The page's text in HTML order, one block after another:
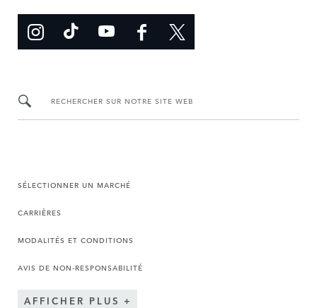
RECHERCHER SUR NOTRE SITE WEB
SÉLECTIONNER UN MARCHÉ
CARRIÈRES
MODALITÉS ET CONDITIONS
AVIS DE NON-RESPONSABILITÉ
AFFICHER PLUS